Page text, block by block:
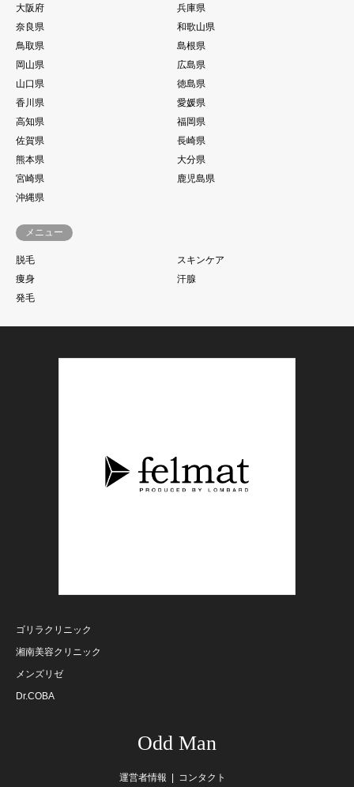
大阪府
兵庫県
奈良県
和歌山県
鳥取県
島根県
岡山県
広島県
山口県
徳島県
香川県
愛媛県
高知県
福岡県
佐賀県
長崎県
熊本県
大分県
宮崎県
鹿児島県
沖縄県
メニュー
脱毛
スキンケア
痩身
汗腺
発毛
ゴリラクリニック
湘南美容クリニック
メンズリゼ
Dr.COBA
Odd Man
運営者情報 コンタクト